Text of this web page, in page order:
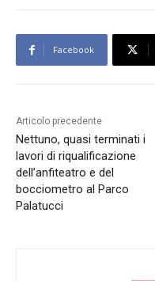
Facebook
Articolo precedente
Nettuno, quasi terminati i
lavori di riqualificazione
dell’anfiteatro e del
bocciometro al Parco
Palatucci